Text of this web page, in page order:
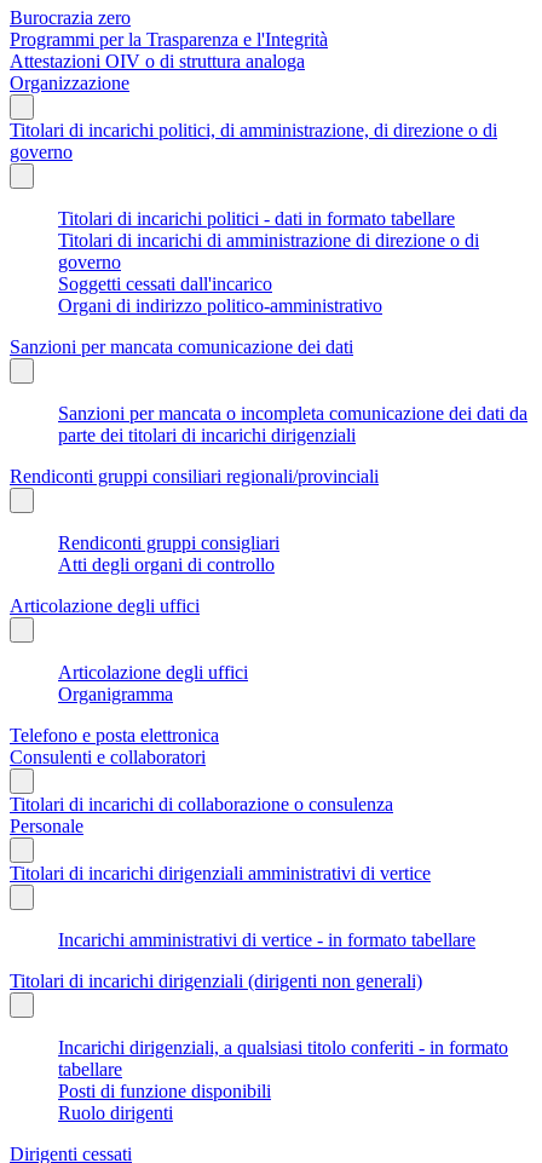
Burocrazia zero
Programmi per la Trasparenza e l'Integrità
Attestazioni OIV o di struttura analoga
Organizzazione
Titolari di incarichi politici, di amministrazione, di direzione o di
governo
Titolari di incarichi politici - dati in formato tabellare
Titolari di incarichi di amministrazione di direzione o di
governo
Soggetti cessati dall'incarico
Organi di indirizzo politico-amministrativo
Sanzioni per mancata comunicazione dei dati
Sanzioni per mancata o incompleta comunicazione dei dati da
parte dei titolari di incarichi dirigenziali
Rendiconti gruppi consiliari regionali/provinciali
Rendiconti gruppi consigliari
Atti degli organi di controllo
Articolazione degli uffici
Articolazione degli uffici
Organigramma
Telefono e posta elettronica
Consulenti e collaboratori
Titolari di incarichi di collaborazione o consulenza
Personale
Titolari di incarichi dirigenziali amministrativi di vertice
Incarichi amministrativi di vertice - in formato tabellare
Titolari di incarichi dirigenziali (dirigenti non generali)
Incarichi dirigenziali, a qualsiasi titolo conferiti - in formato
tabellare
Posti di funzione disponibili
Ruolo dirigenti
Dirigenti cessati